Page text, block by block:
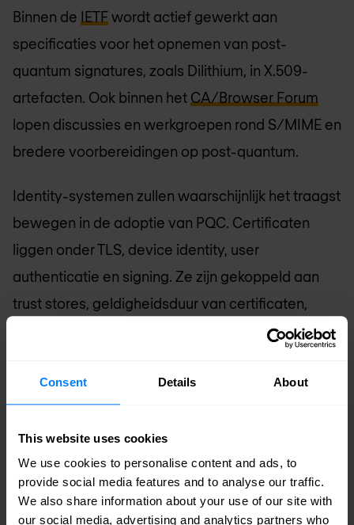
Consent Details About
This website uses cookies
We use cookies to personalise content and ads, to
provide social media features and to analyse our traffic.
We also share information about your use of our site with
our social media, advertising and analytics partners who
Binnen de IETFwordt actief gewerkt aan
specificaties voor het opnemen van post-
quantum signatures, zoals Dilithium, in X.509-
artefacten. Ook binnen het CA/Browser Forum
lopen discussies en werkgroepen rond S/MIME en
bredere voorbereidingen op post-quantum.
Identity-systemen zullen waarschijnlijk het traagst
bewegen in de adoptie van PQC. Certificaten
liggen onder TLS, device identity, user
authenticatie en signing. Ze zijn gekoppeld aan
trust stores, geldigheidsduur van certificaten,
hardware-afhankelijkheden en interoperabiliteit